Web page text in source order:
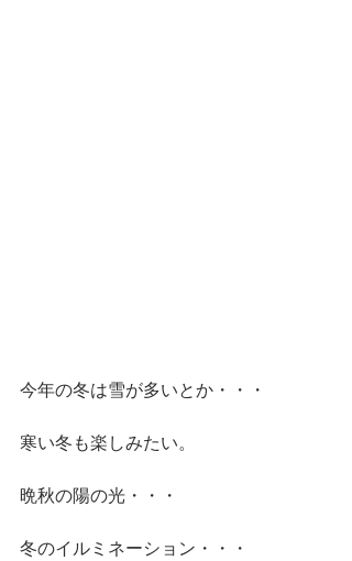
今年の冬は雪が多いとか・・・
寒い冬も楽しみたい。
晩秋の陽の光・・・
冬のイルミネーション・・・